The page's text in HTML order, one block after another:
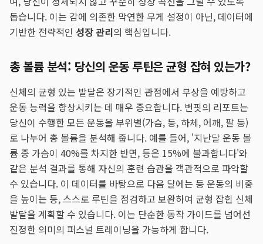
돕습니다. 이는 감에 의존한 막연한 무게 설정이 아닌, 데이터에
기반한 전략적인 성장 관리의 핵심입니다.
총 볼륨 분석: 당신의 운동 루틴은 균형 잡혀 있는가?
신체의 균형 있는 발달은 장기적인 관점에서 부상을 예방하고
운동 능력을 향상시키는 데 매우 중요합니다. 번핏의 리포트는
당신이 수행한 모든 운동을 부위별(가슴, 등, 하체, 어깨, 팔 등)
로 나누어 총 볼륨을 분석해 줍니다. 예를 들어, '지난달 운동 볼
륨 중 가슴이 40%를 차지한 반면, 등은 15%에 불과합니다'와
같은 분석 결과를 통해 자신의 훈련 습관을 객관적으로 파악할
수 있습니다. 이 데이터를 바탕으로 다음 달에는 등 운동의 비중
을 높이는 등, 스스로 루틴을 점검하고 보완하여 균형 잡힌 신체
발달을 계획할 수 있습니다. 이는 단순한 동작 가이드를 넘어선
진정한 의미의 퍼스널 트레이닝을 가능하게 합니다.